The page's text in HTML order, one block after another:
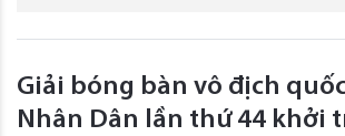
Giải bóng bàn vô địch
Nhân Dân lần thứ 44 khởi